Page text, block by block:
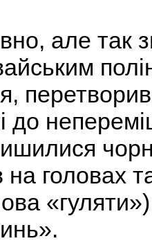
але так
на головах